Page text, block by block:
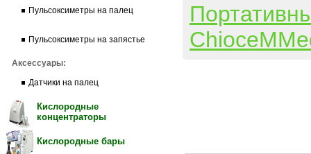
Пульсоксиметры на палец
Пульсоксиметры на запястье
Аксессуары:
Датчики на палец
Кислородные
концентраторы
Кислородные бары